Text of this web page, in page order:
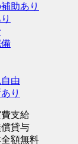
助あり
由
り
支給
貸与
額無料